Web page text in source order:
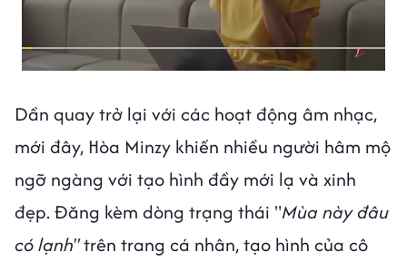
Dần quay trở lại với các hoạt động âm nhạc,
mới đây, Hòa Minzy khiến nhiều người hâm mộ
ngỡ ngàng với tạo hình đầy mới lạ và xinh
đẹp. Đăng kèm dòng trạng thái "Mùa này đâu
có lạnh"trên trang cá nhân, tạo hình của cô